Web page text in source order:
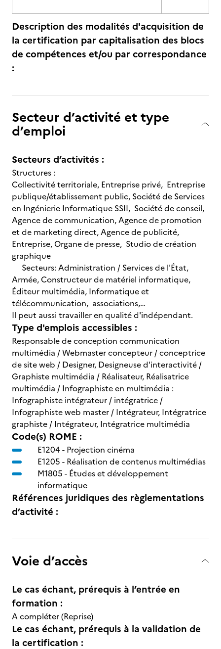
Description des modalités d'acquisition de
la certification par capitalisation des blocs
de compétences et/ou par correspondance
:
Secteur d’activité et type
d’emploi
Secteurs d’activités :
Structures :
Collectivité territoriale, Entreprise privé, Entreprise
publique/établissement public, Société de Services
en Ingénierie Informatique SSII, Société de conseil,
Agence de communication, Agence de promotion
et de marketing direct, Agence de publicité,
Entreprise, Organe de presse, Studio de création
graphique
Secteurs: Administration / Services de l'État,
Armée, Constructeur de matériel informatique,
Éditeur multimédia, Informatique et
télécommunication, associations,…
Il peut aussi travailler en qualité d'indépendant.
Type d'emplois accessibles :
Responsable de conception communication
multimédia / Webmaster concepteur / conceptrice
de site web / Designer, Designeuse d'interactivité /
Graphiste multimédia / Réalisateur, Réalisatrice
multimédia / Infographiste en multimédia :
Infographiste intégrateur / intégratrice /
Infographiste web master / Intégrateur, Intégratrice
graphiste / Intégrateur, Intégratrice multimédia
Code(s) ROME :
E1204 - Projection cinéma
E1205 - Réalisation de contenus multimédias
M1805 - Études et développement
informatique
Références juridiques des règlementations
d’activité :
Voie d’accès
Le cas échant, prérequis à l’entrée en
formation :
A compléter (Reprise)
Le cas échant, prérequis à la validation de
la certification :